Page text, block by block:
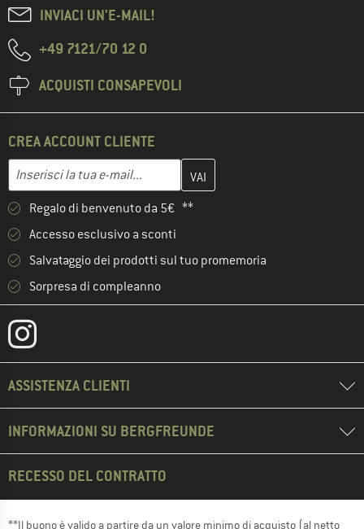
INVIACI UN'E-MAIL!
+49 7121/70 12 0
ACQUISTI CONSAPEVOLI
CREA ACCOUNT CLIENTE
Indirizzo e-mail
Inserisci qui il tuo indirizzo e-mail e crea il tuo account cliente
Regalo di benvenuto da 5€ **
Accesso esclusivo a sconti
Salvataggio dei prodotti sul tuo promemoria
Sorpresa di compleanno
ASSISTENZA CLIENTI
INFORMAZIONI SU BERGFREUNDE
RECESSO DEL CONTRATTO
**Il buono è valido a partire da un valore minimo di acquisto (al netto